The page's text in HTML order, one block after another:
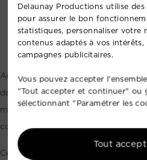
Une expérience
Au-delà du feu d’artifice, nous
dans une production
mise en lumière, animation,
coordination artistique ou régie
Cette approche permet de créer
Delaunay Productions utilise
pour assurer le bon
statistiques, personnaliser votre
contenus adaptés à vos
campagnes publicitaires.
Vous pouvez accepter
"Tout accepter et continuer" ou
sélectionnant "Paramétrer les
Tout